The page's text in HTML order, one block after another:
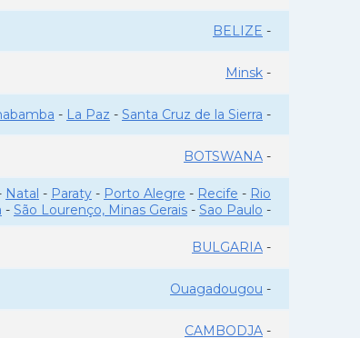
BELIZE -
Minsk -
- La Paz - Santa Cruz de la Sierra -
BOTSWANA -
Natal - Paraty - Porto Alegre - Recife - Rio
- São Lourenço, Minas Gerais - Sao Paulo -
BULGARIA -
Ouagadougou -
CAMBODJA -